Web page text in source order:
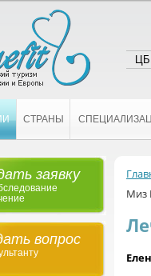
ЦБ
СТРАНЫ
заявку
вопрос
Миз